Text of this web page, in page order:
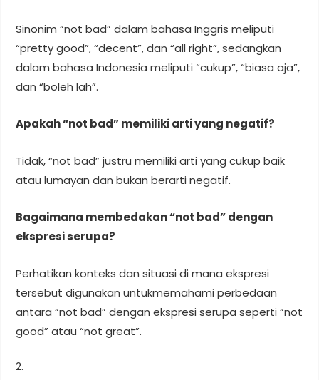
Sinonim “not bad” dalam bahasa Inggris meliputi
“pretty good”, “decent”, dan “all right”, sedangkan
dalam bahasa Indonesia meliputi “cukup”, “biasa aja”,
dan “boleh lah”.
Apakah “not bad” memiliki arti yang negatif?
Tidak, “not bad” justru memiliki arti yang cukup baik
atau lumayan dan bukan berarti negatif.
Bagaimana membedakan “not bad” dengan
ekspresi serupa?
Perhatikan konteks dan situasi di mana ekspresi
tersebut digunakan untukmemahami perbedaan
antara “not bad” dengan ekspresi serupa seperti “not
good” atau “not great”.